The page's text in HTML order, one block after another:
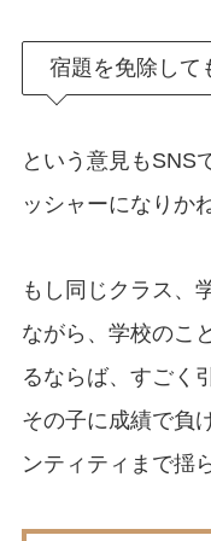
宿題を免除して
という意見もSNS
ッシャーになりか
もし同じクラス、
ながら、学校のこ
るならば、すごく
その子に成績で負
ンティティまで揺